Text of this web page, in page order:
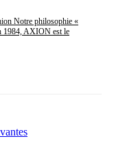
Notre philosophie «
1984, AXION est le